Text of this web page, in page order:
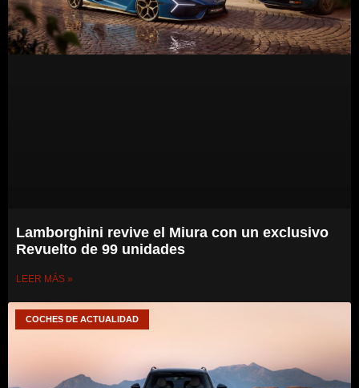
Lamborghini revive el Miura con un exclusivo
Revuelto de 99 unidades
LEER MÁS »
COCHES DE ACTUALIDAD